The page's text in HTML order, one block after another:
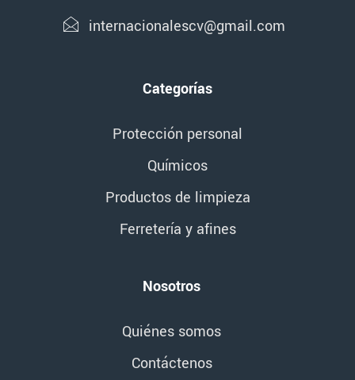
internacionalescv@gmail.com
Categorías
Protección personal
Químicos
Productos de limpieza
Ferretería y afines
Nosotros
Quiénes somos
Contáctenos